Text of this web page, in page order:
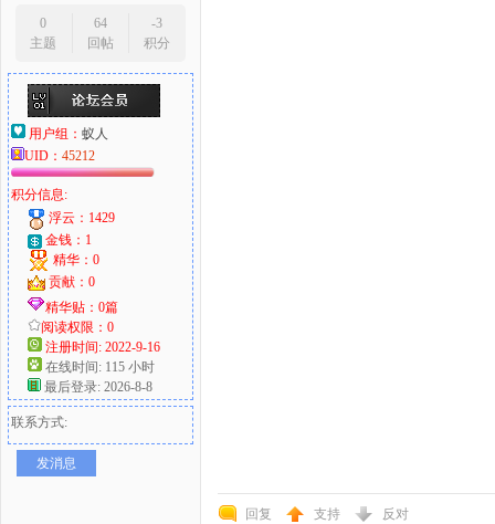
0
主题
64
回帖
-3
积分
用户组： 蚁人
UID： 45212
积分信息:
浮云：1429
金钱：1
精华：0
贡献：0
精华贴：0篇
阅读权限：0
注册时间: 2022-9-16
在线时间: 115 小时
最后登录: 2026-8-8
联系方式:
发消息
回复 支持 反对